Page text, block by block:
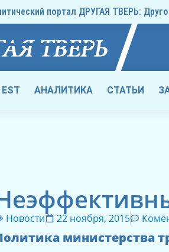
портал ДРУГАЯ ТВЕРЬ:
АНАЛИТИКА СТАТЬИ
Новости 22 ноября, 2015
министерства